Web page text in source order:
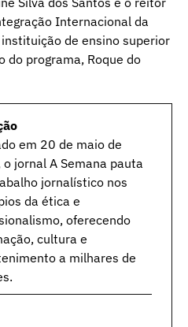
Internacional da
de ensino superior
do programa, Roque do
em 20 de maio de
jornal A Semana pauta
jornalístico nos
da ética e
oferecendo
cultura e
a milhares de